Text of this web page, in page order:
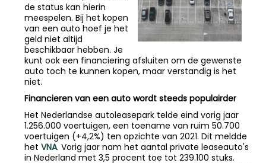
de status kan hierin
meespelen. Bij het kopen
van een auto hoef je het
geld niet altijd
beschikbaar hebben. Je
kunt ook een financiering afsluiten om de gewenste
auto toch te kunnen kopen, maar verstandig is het
niet.
Financieren van een auto wordt steeds populairder
Het Nederlandse autoleasepark telde eind vorig jaar
1.256.000 voertuigen, een toename van ruim 50.700
voertuigen (+4,2%) ten opzichte van 2021. Dit meldde
het VNA. Vorig jaar nam het aantal private leaseauto's
in Nederland met 3,5 procent toe tot 239.100 stuks.